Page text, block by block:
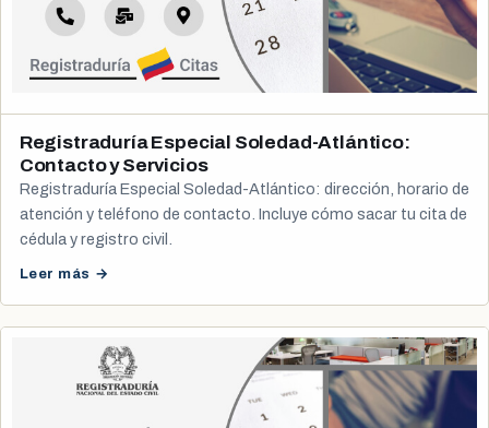
Registraduría Especial Soledad-Atlántico:
Contacto y Servicios
Registraduría Especial Soledad-Atlántico: dirección, horario de
atención y teléfono de contacto. Incluye cómo sacar tu cita de
cédula y registro civil.
Leer más →